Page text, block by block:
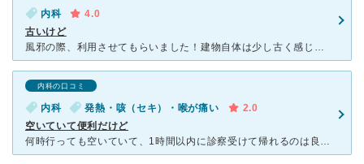
内科
4.0
古いけど
風邪の際、利用させてもらいました！建物自体は少し古く感じるかもしれませんが、病院でお薬をだしてもらえるのでとても患者にとっては楽です。先生はもの静かな感じがしましたが質問には答えて下さり親切でした。目
内科の口コミ
内科 発熱・咳（セキ）・喉が痛い
2.0
空いていて便利だけど
何時行っても空いていて、1時間以内に診察受けて帰れるのは良いのですが、薬を4日分しか処方してくれません。平日仕事をしていて、出張と休みの都合でそんなに通院出来ない時に、「1週間分くらい出してください」